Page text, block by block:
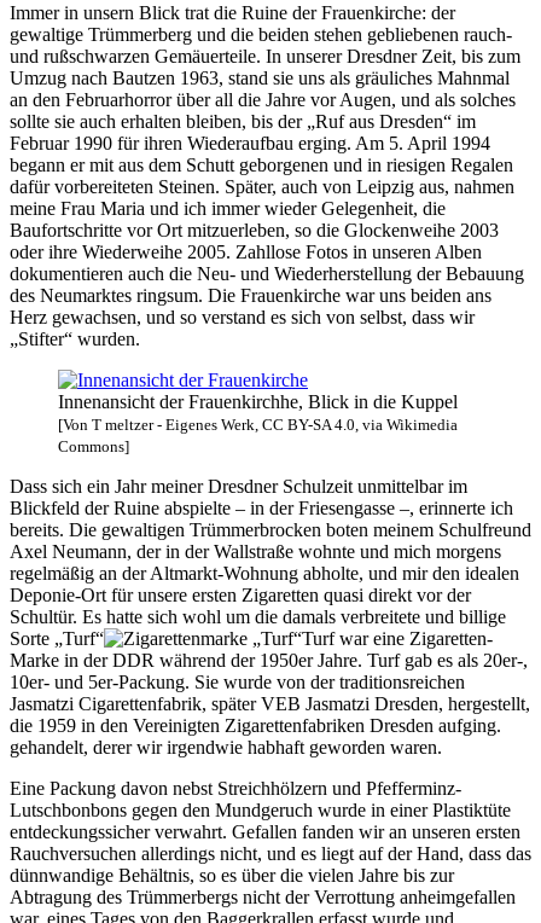
Immer in unsern Blick trat die Ruine der Frauenkirche: der
gewaltige Trümmerberg und die beiden stehen gebliebenen rauch-
und rußschwarzen Gemäuerteile. In unserer Dresdner Zeit, bis zum
Umzug nach Bautzen 1963, stand sie uns als gräuliches Mahnmal
an den Februarhorror über all die Jahre vor Augen, und als solches
sollte sie auch erhalten bleiben, bis der Ruf aus Dresden
im
Februar 1990 für ihren Wiederaufbau erging. Am 5. April 1994
begann er mit aus dem Schutt geborgenen und in riesigen Regalen
dafür vorbereiteten Steinen. Später, auch von Leipzig aus, nahmen
meine Frau Maria und ich immer wieder Gelegenheit, die
Baufortschritte vor Ort mitzuerleben, so die Glockenweihe 2003
oder ihre Wiederweihe 2005. Zahllose Fotos in unseren Alben
dokumentieren auch die Neu- und Wiederherstellung der Bebauung
des Neumarktes ringsum. Die Frauenkirche war uns beiden ans
Herz gewachsen, und so verstand es sich von selbst, dass wir
Stifter
wurden.
Innenansicht der Frauenkirchhe, Blick in die Kuppel
[Von T meltzer - Eigenes Werk, CC BY-SA 4.0, via Wikimedia
Commons]
Dass sich ein Jahr meiner Dresdner Schulzeit unmittelbar im
Blickfeld der Ruine abspielte – in der Friesengasse –, erinnerte ich
bereits. Die gewaltigen Trümmerbrocken boten meinem Schulfreund
Axel Neumann, der in der Wallstraße wohnte und mich morgens
regelmäßig an der Altmarkt-Wohnung abholte, und mir den idealen
Deponie-Ort für unsere ersten Zigaretten quasi direkt vor der
Schultür. Es hatte sich wohl um die damals verbreitete und billige
Sorte
Turf
Turf war eine Zigaretten-
Marke in der DDR während der 1950er Jahre. Turf gab es als 20er-,
10er- und 5er-Packung. Sie wurde von der traditionsreichen
Jasmatzi Cigarettenfabrik, später VEB Jasmatzi Dresden, hergestellt,
die 1959 in den Vereinigten Zigarettenfabriken Dresden aufging.
gehandelt, derer wir irgendwie habhaft geworden waren.
Eine Packung davon nebst Streichhölzern und Pfefferminz-
Lutschbonbons gegen den Mundgeruch wurde in einer Plastiktüte
entdeckungssicher verwahrt. Gefallen fanden wir an unseren ersten
Rauchversuchen allerdings nicht, und es liegt auf der Hand, dass das
dünnwandige Behältnis, so es über die vielen Jahre bis zur
Abtragung des Trümmerbergs nicht der Verrottung anheimgefallen
war, eines Tages von den Baggerkrallen erfasst wurde und